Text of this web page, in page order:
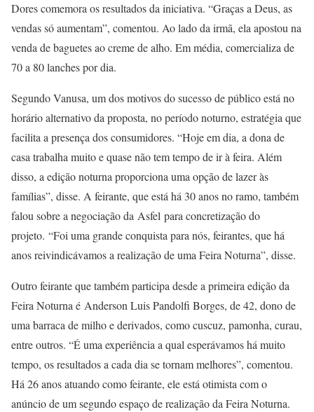
Dores comemora os resultados da iniciativa. “Graças a Deus, as
vendas só aumentam”, comentou. Ao lado da irmã, ela apostou na
venda de baguetes ao creme de alho. Em média, comercializa de
70 a 80 lanches por dia.
Segundo Vanusa, um dos motivos do sucesso de público está no
horário alternativo da proposta, no período noturno, estratégia que
facilita a presença dos consumidores. “Hoje em dia, a dona de
casa trabalha muito e quase não tem tempo de ir à feira. Além
disso, a edição noturna proporciona uma opção de lazer às
famílias”, disse. A feirante, que está há 30 anos no ramo, também
falou sobre a negociação da Asfel para concretização do
projeto. “Foi uma grande conquista para nós, feirantes, que há
anos reivindicávamos a realização de uma Feira Noturna”, disse.
Outro feirante que também participa desde a primeira edição da
Feira Noturna é Anderson Luis Pandolfi Borges, de 42, dono de
uma barraca de milho e derivados, como cuscuz, pamonha, curau,
entre outros. “É uma experiência a qual esperávamos há muito
tempo, os resultados a cada dia se tornam melhores”, comentou.
Há 26 anos atuando como feirante, ele está otimista com o
anúncio de um segundo espaço de realização da Feira Noturna.